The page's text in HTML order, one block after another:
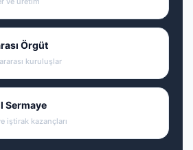
Örgüt
kuruluşlar
Sermaye
iştirak kazançları